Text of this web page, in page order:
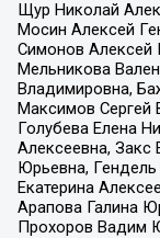
Щур Николай
Мосин Алексей
Симонов Алексей
Мельникова
Владимировна,
Максимов Сергей
Голубева Елена
Алексеевна, Закс
Юрьевна,
Екатерина
Арапова Галина
Прохоров Вадим